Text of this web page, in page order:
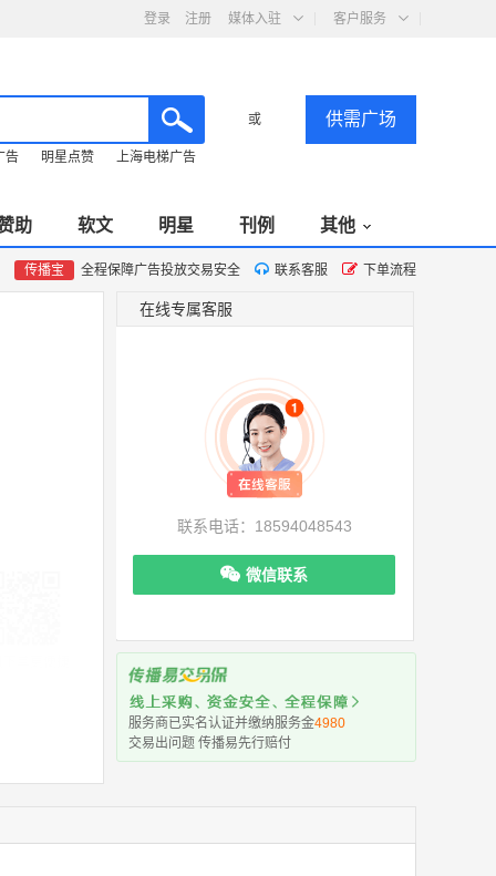
登录 注册 媒体入驻 客户服务
或 供需广场
告 明星点赞 上海电梯广告
助 软文 明星 刊例 其他
传播宝 全程保障广告投放交易安全 联系客服 下单流程
在线专属客服
联系电话：18594048543
微信联系
服务商已实名认证并缴纳服务金4980
交易出问题 传播易先行赔付